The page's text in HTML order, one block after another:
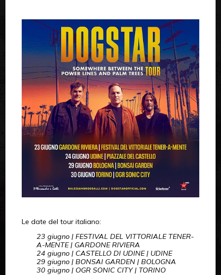
Le date del tour italiano:
23 giugno | FESTIVAL DEL VITTORIALE TENER-
A-MENTE | GARDONE RIVIERA
24 giugno | CASTELLO DI UDINE | UDINE
29 giugno | BONSAI GARDEN | BOLOGNA
30 giugno | OGR SONIC CITY | TORINO